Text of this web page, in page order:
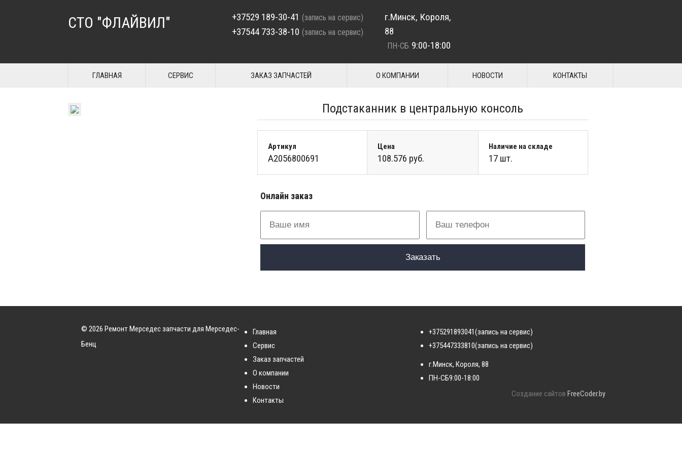
СТО "ФЛАЙВИЛ" +37529 189-30-41 (запись на сервис)
+37544 733-38-10 (запись на сервис)
г.Минск, Короля,
88
ПН-СБ 9:00-18:00
ГЛАВНАЯ СЕРВИС ЗАКАЗ ЗАПЧАСТЕЙ О КОМПАНИИ НОВОСТИ КОНТАКТЫ
Подстаканник в центральную консоль
Артикул
A2056800691
Цена
108.576 руб.
Наличие на складе
17 шт.
Онлайн заказ
© 2026 Ремонт Мерседес запчасти для Мерседес-
Бенц
Главная
Сервис
Заказ запчастей
О компании
Новости
Контакты
+375291893041(запись на сервис)
+375447333810(запись на сервис)
г.Минск, Короля, 88
ПН-СБ9:00-18:00
Создание сайтов FreeCoder.by